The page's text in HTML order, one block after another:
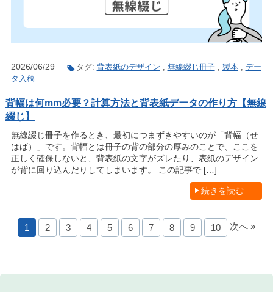
2026/06/29 タグ: 背表紙のデザイン 無線綴じ冊子, 製本, デー
タ入稿
背幅は何mm必要？計算方法と背表紙データの作り方【無線
綴じ】
無線綴じ冊子を作るとき、最初につまずきやすいのが「背幅（せ
はば）」です。背幅とは冊子の背の部分の厚みのことで、ここを
正しく確保しないと、背表紙の文字がズレたり、表紙のデザイン
が背に回り込んだりしてしまいます。 この記事で […]
続きを読む
1 2 3 4 5 6 7 8 9 10 次へ »